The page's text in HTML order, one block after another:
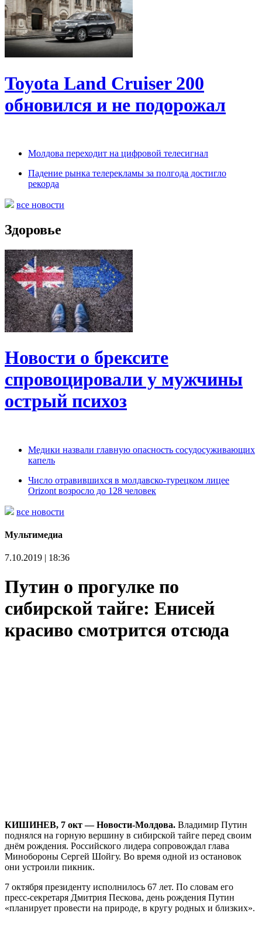
Toyota Land Cruiser 200
обновился и не подорожал
Молдова переходит на цифровой телесигнал
Падение рынка телерекламы за полгода достигло
рекорда
все новости
Здоровье
Новости о брексите
спровоцировали у мужчины
острый психоз
Медики назвали главную опасность сосудосуживающих
капель
Число отравившихся в молдавско-турецком лицее
Orizont возросло до 128 человек
все новости
Мультимедиа
7.10.2019 | 18:36
Путин о прогулке по
сибирской тайге: Енисей
красиво смотрится отсюда
КИШИНЕВ, 7 окт — Новости-Молдова. Владимир Путин
поднялся на горную вершину в сибирской тайге перед своим
днём рождения. Российского лидера сопровождал глава
Минобороны Сергей Шойгу. Во время одной из остановок
они устроили пикник.
7 октября президенту исполнилось 67 лет. По словам его
пресс-секретаря Дмитрия Пескова, день рождения Путин
«планирует провести на природе, в кругу родных и близких».